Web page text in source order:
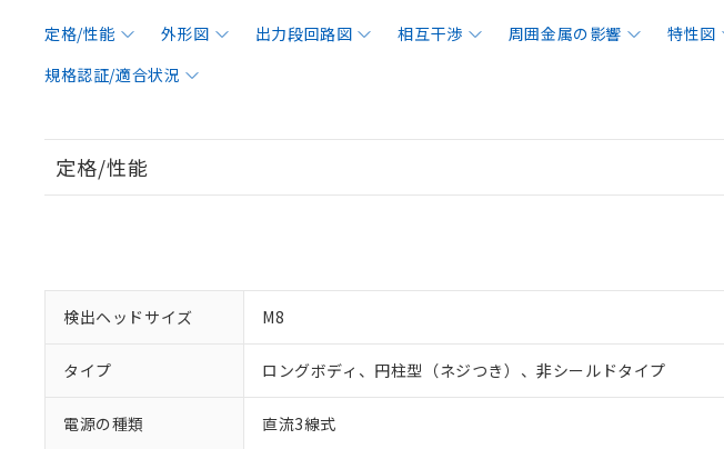
定格/性能 外形図 出力段回路図 相互干渉 周囲金属の影響 特性図
規格認証/適合状況
定格/性能
検出ヘッドサイズ M8
タイプ ロングボディ、円柱型（ネジつき）、非シールドタイプ
電源の種類 直流3線式